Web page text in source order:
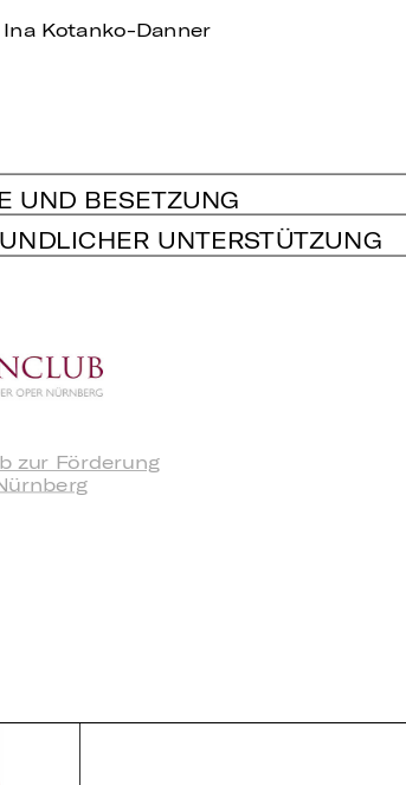
Kotanko-Danner
UND BESETZUNG
UNTERSTÜTZUNG
zur Förderung